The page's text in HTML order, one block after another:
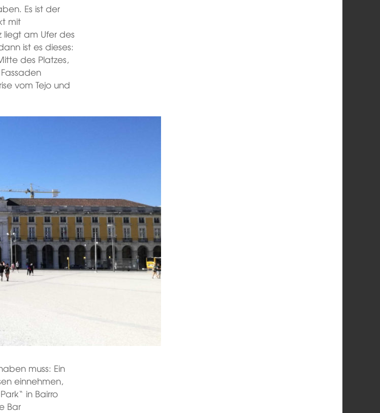
Es ist der
mit
liegt am Ufer des
ist es dieses:
des Platzes,
vom Tejo und
muss: Ein
einnehmen,
in Bairro
Bar